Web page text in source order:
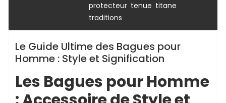
protecteur tenue titane
traditions
Le Guide Ultime des Bagues pour
Homme : Style et Signification
Les Bagues pour Homme